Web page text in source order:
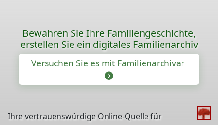
Bewahren Sie Ihre Familiengeschichte,
erstellen Sie ein digitales Familienarchiv
Versuchen Sie es mit Familienarchivar
Ihre vertrauenswürdige Online-Quelle für